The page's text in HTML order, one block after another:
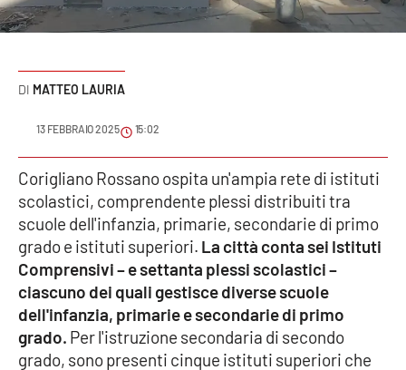
Cultura
VIDEO
Ambiente
Cronaca
Cultura
MATTEO LAURIA
13 FEBBRAIO 2025 15:02
Corigliano Rossano ospita un'ampia rete di istituti
scolastici, comprendente plessi distribuiti tra
scuole dell'infanzia, primarie, secondarie di primo
grado e istituti superiori. La città conta sei Istituti
Comprensivi – e settanta plessi scolastici –
ciascuno dei quali gestisce diverse scuole
dell'infanzia, primarie e secondarie di primo
grado. Per l'istruzione secondaria di secondo
grado, sono presenti cinque istituti superiori che